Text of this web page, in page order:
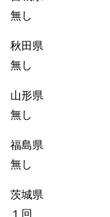
無し
秋田県
無し
山形県
無し
福島県
無し
茨城県
１回